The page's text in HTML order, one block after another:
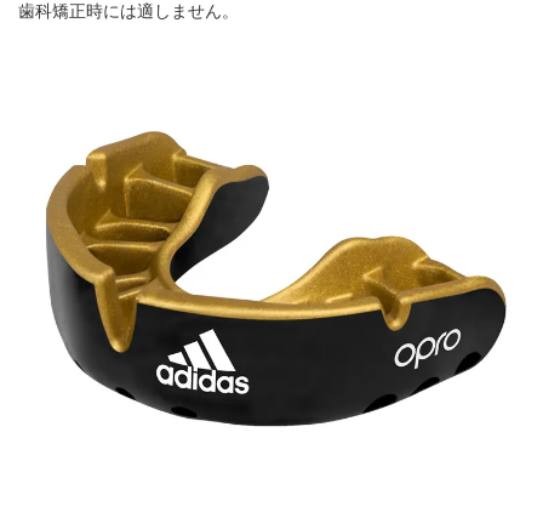
歯科矯正時には適しません。